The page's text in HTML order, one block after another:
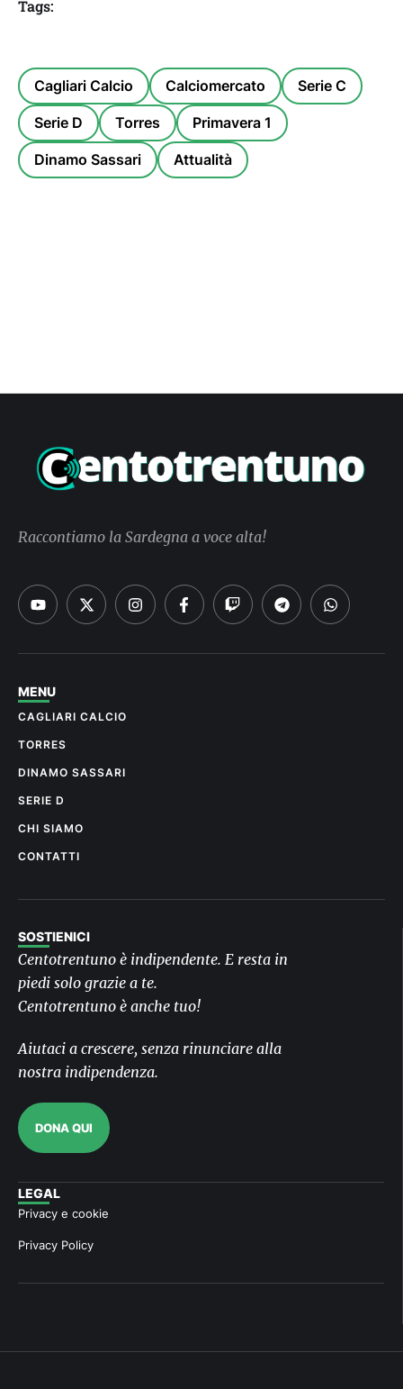
Tags:
Cagliari Calcio Calciomercato Serie C
Serie D Torres Primavera 1
Dinamo Sassari Attualità
Raccontiamo la Sardegna a voce alta!
MENU
CAGLIARI CALCIO
TORRES
DINAMO SASSARI
SERIE D
CHI SIAMO
CONTATTI
SOSTIENICI
Centotrentuno è indipendente. E resta in
piedi solo grazie a te.
Centotrentuno è anche tuo!
Aiutaci a crescere, senza rinunciare alla
nostra indipendenza.
DONA QUI
LEGAL
Privacy e cookie
Privacy Policy